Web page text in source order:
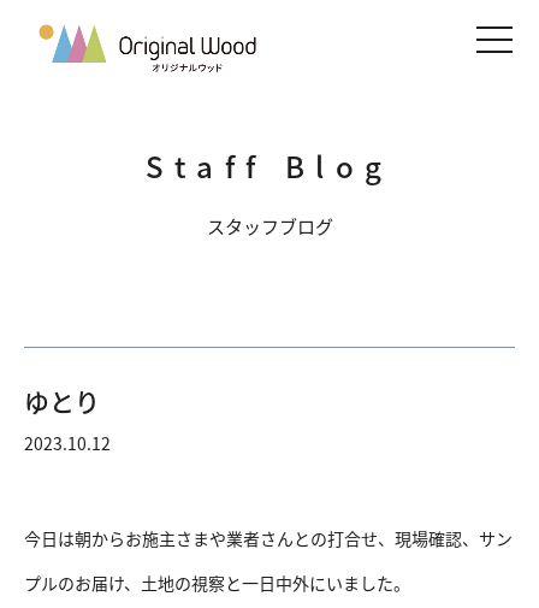
メニ
Staff Blog
スタッフブログ
ゆとり
2023.10.12
今日は朝からお施主さまや業者さんとの打合せ、現場確認、サン
プルのお届け、土地の視察と一日中外にいました。